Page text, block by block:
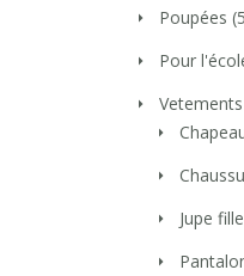
Poupées
Pour
Jupe fille